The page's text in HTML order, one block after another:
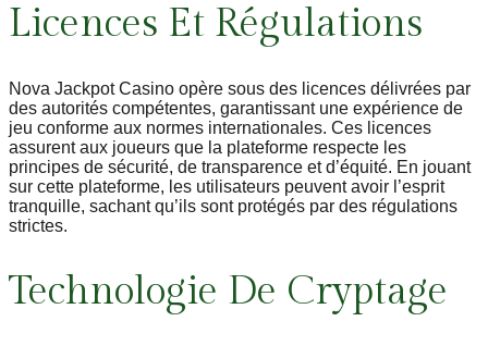
Licences Et Régulations
Nova Jackpot Casino opère sous des licences délivrées par
des autorités compétentes, garantissant une expérience de
jeu conforme aux normes internationales. Ces licences
assurent aux joueurs que la plateforme respecte les
principes de sécurité, de transparence et d’équité. En jouant
sur cette plateforme, les utilisateurs peuvent avoir l’esprit
tranquille, sachant qu’ils sont protégés par des régulations
strictes.
Technologie De Cryptage